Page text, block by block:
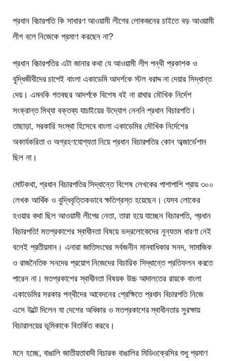
প্রধান বিচারপতি কি সাধারণ আওয়ামী লীগের লোকজনের চাইতে বড় আওয়ামী
লীগ বলে নিজেকে প্রমাণ করছেন না?
প্রধান বিচারপতির এটা জানার কথা যে আওয়ামী লীগ পন্থী প্রকাশক ও
বুদ্ধিজীবীদের চাপেই বাংলা একাডেমি আদর্শকে স্টল বরাদ্দ না দেয়ার সিদ্ধান্ত
দেয়। এমনকি গতবছর আদর্শকে বিশেষ বই না রাখার মৌখিক নির্দেশ
সংক্রান্ত মিথ্যা বক্তব্য যাচাইয়ের উদ্যোগ নেননি প্রধান বিচারপতি।
তাছাড়া, সরকারি সংস্থা হিসেবে বাংলা একাডেমির মৌখিক নির্দেশের
অকার্যকরিতা ও অগ্রহণযোগ্যতা নিয়ে প্রধান বিচারপতির কোন অব্জার্ভেশান
ছিল না।
মোটকথা, প্রধান বিচারপতির সিদ্ধান্তে বিশেষ লেখকের পাশাপাশি প্রায় ৩০০
লেখক আর্থিক ও বুদ্ধিবৃত্তিকভাবে ক্ষতিগ্রস্ত হয়েছেন। যেসব লোকের
হওয়ার কথা ছিল আওয়ামী লীগের নেতা, তারা হয়ে যাচ্ছেন বিচারপতি, প্রধান
বিচারপতি! মতপ্রকাশের স্বাধীনতা বিষয়ে ভদ্রলোকেদের নূন্যতম ধারণা নেই
বলেই প্রতীয়মান। এনারা জাতিসংঘের সর্বজনীন মানবাধিকার সনদ, সামাজিক
ও রাজনৈতিক সনদের প্রয়োগ নিজেদের বিচারিক সিদ্ধান্তে প্রতিফলন করতে
পারেন না। মতপ্রকাশের স্বাধীনতা বিষয়ক উচ্চ আদালতের রায়কে বাংলা
একাডেমির সরকার পন্থীদের আবেদনের প্রেক্ষিতে প্রধান বিচারপতি নিজে
এসে উল্টে দিলেন যা দেশের অধিকার ও মতপ্রকাশের স্বাধীনতার সুরক্ষায়
বিচারালয়ের ভূমিকাকে বিতর্কিত করবে।
মনে হচ্ছে, বাঙালি জাতীয়তাবাদী বিচারক বাঙালির মিডিওক্রেসির শুধু প্রমাণ